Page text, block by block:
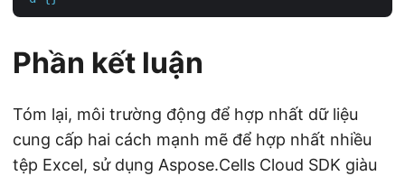
Phần kết luận
Tóm lại, môi trường động để hợp nhất dữ liệu
cung cấp hai cách mạnh mẽ để hợp nhất nhiều
tệp Excel, sử dụng Aspose.Cells Cloud SDK giàu